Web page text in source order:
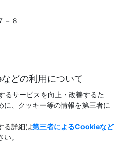
－８
どの利用について
るサービスを向上・改善するた
、クッキー等の情報を第三者に
る詳細は第三者によるCookieなど
。